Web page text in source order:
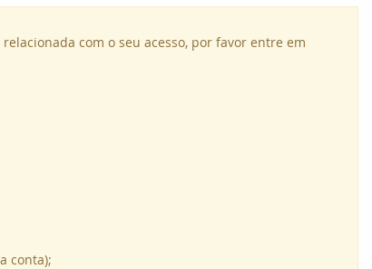
com o seu acesso, por favor entre em
conta);